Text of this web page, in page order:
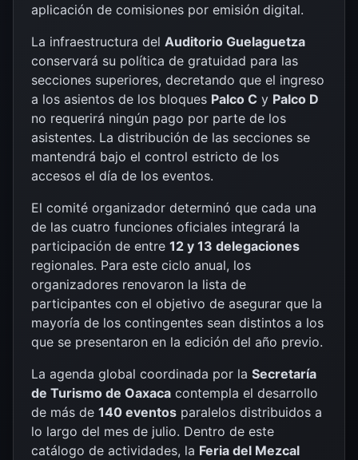
aplicación de comisiones por emisión digital.
La infraestructura del Auditorio Guelaguetza
conservará su política de gratuidad para las
secciones superiores, decretando que el ingreso
a los asientos de los bloques Palco C y Palco D
no requerirá ningún pago por parte de los
asistentes. La distribución de las secciones se
mantendrá bajo el control estricto de los
accesos el día de los eventos.
El comité organizador determinó que cada una
de las cuatro funciones oficiales integrará la
participación de entre 12 y 13 delegaciones
regionales. Para este ciclo anual, los
organizadores renovaron la lista de
participantes con el objetivo de asegurar que la
mayoría de los contingentes sean distintos a los
que se presentaron en la edición del año previo.
La agenda global coordinada por la Secretaría
de Turismo de Oaxaca contempla el desarrollo
de más de 140 eventos paralelos distribuidos a
lo largo del mes de julio. Dentro de este
catálogo de actividades, la Feria del Mezcal